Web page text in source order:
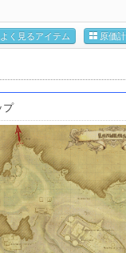
原価
よく見るアイテム
プ